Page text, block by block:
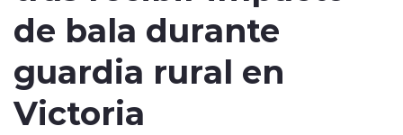
Internacional
Entrevistas
de bala durante
guardia rural en
Victoria